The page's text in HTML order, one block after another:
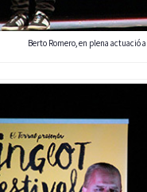
Berto Romero, en plena actuació